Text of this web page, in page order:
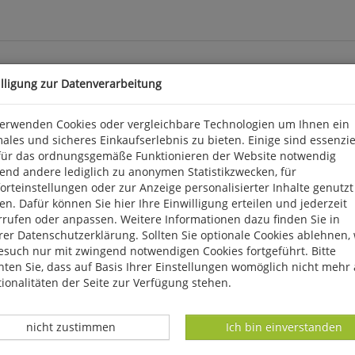
Leben und Wirken der Wikinger noch heute eine gewisse
von ihrer Religion bis zu ihrer Gesellschaftsstruktur, von ihren
Karten veranschaulichen den Text. 2013. 192 S., zahlr.
Crumbach, shop@edition-xxl.de
zur Datenverarbeitung
Cookies oder vergleichbare Technologien um Ihnen ein
und sicheres Einkaufserlebnis zu bieten. Einige sind
das ordnungsgemäße Funktionieren der Website notwendig
andere lediglich zu anonymen Statistikzwecken, für
oder zur Anzeige personalisierter Inhalte genutzt
Dafür können Sie hier Ihre Einwilligung erteilen und jederzeit
oder anpassen. Weitere Informationen dazu finden Sie in
Datenschutzerklärung. Sollten Sie optionale Cookies ablehnen,
nur mit zwingend notwendigen Cookies fortgeführt. Bitte
Sie, dass auf Basis Ihrer Einstellungen womöglich nicht mehr
der Seite zur Verfügung stehen.
Datenverarbeitung -
Ich bin einverstanden
Datenverarbeitung -
nicht zustimmen